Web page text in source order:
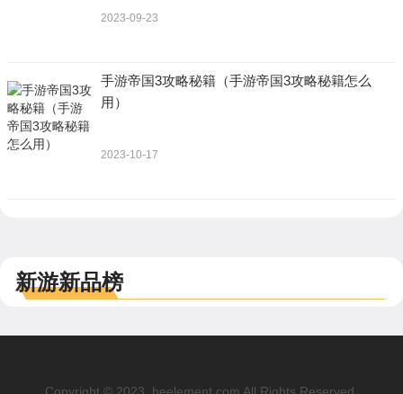
2023-09-23
手游帝国3攻略秘籍（手游帝国3攻略秘籍怎么
用）
2023-10-17
新游新品榜